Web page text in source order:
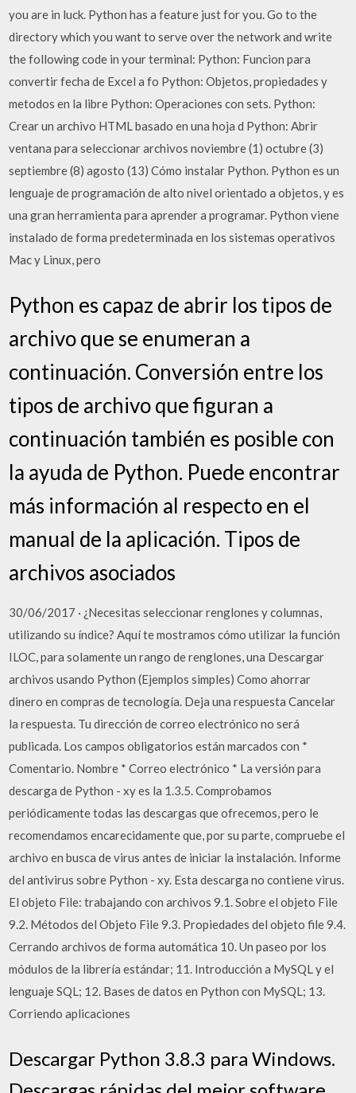
you are in luck. Python has a feature just for you. Go to the
directory which you want to serve over the network and write
the following code in your terminal: Python: Funcion para
convertir fecha de Excel a fo Python: Objetos, propiedades y
metodos en la libre Python: Operaciones con sets. Python:
Crear un archivo HTML basado en una hoja d Python: Abrir
ventana para seleccionar archivos noviembre (1) octubre (3)
septiembre (8) agosto (13) Cómo instalar Python. Python es un
lenguaje de programación de alto nivel orientado a objetos, y es
una gran herramienta para aprender a programar. Python viene
instalado de forma predeterminada en los sistemas operativos
Mac y Linux, pero
Python es capaz de abrir los tipos de
archivo que se enumeran a
continuación. Conversión entre los
tipos de archivo que figuran a
continuación también es posible con
la ayuda de Python. Puede encontrar
más información al respecto en el
manual de la aplicación. Tipos de
archivos asociados
30/06/2017 · ¿Necesitas seleccionar renglones y columnas,
utilizando su índice? Aquí te mostramos cómo utilizar la función
ILOC, para solamente un rango de renglones, una Descargar
archivos usando Python (Ejemplos simples) Como ahorrar
dinero en compras de tecnología. Deja una respuesta Cancelar
la respuesta. Tu dirección de correo electrónico no será
publicada. Los campos obligatorios están marcados con *
Comentario. Nombre * Correo electrónico * La versión para
descarga de Python - xy es la 1.3.5. Comprobamos
periódicamente todas las descargas que ofrecemos, pero le
recomendamos encarecidamente que, por su parte, compruebe el
archivo en busca de virus antes de iniciar la instalación. Informe
del antivirus sobre Python - xy. Esta descarga no contiene virus.
El objeto File: trabajando con archivos 9.1. Sobre el objeto File
9.2. Métodos del Objeto File 9.3. Propiedades del objeto file 9.4.
Cerrando archivos de forma automática 10. Un paseo por los
módulos de la librería estándar; 11. Introducción a MySQL y el
lenguaje SQL; 12. Bases de datos en Python con MySQL; 13.
Corriendo aplicaciones
Descargar Python 3.8.3 para Windows.